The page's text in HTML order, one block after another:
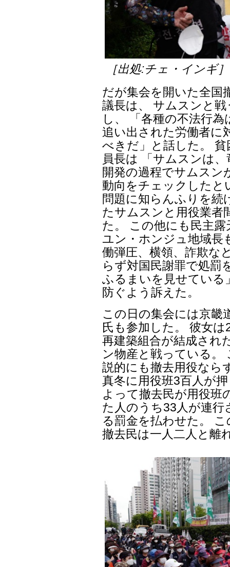
［出処:チェ・インギ］
だが集会を開いた全国
議長は、 サムスンと
し、 「各種の不法行
追い出された労働者に
べきだ」と話した。
員長は 「サムスンは
開発の過程でサムスン
動向をチェックしたと
問題に知らんふりを続
たサムスンと用役業者
た。 この他にも民主
ユン・ホンジュ地域長
働弾圧、横領、詐欺な
らず対国民謝罪で処罰
ふるまいを見せている
防ぐよう訴えた。
この日の集会には京畿
氏も参加した。 彼女
再建築組合が結成され
ン物産と戦っている。
説的にも撤去用役なら
真冬に用役班3百人が
よって撤去民が用役班
た人のうち33人が連
る罰金を払わせた。
撤去民は一人二人と離